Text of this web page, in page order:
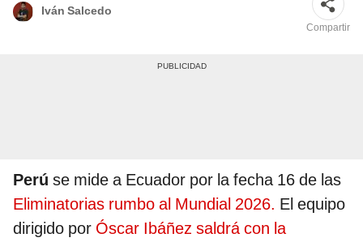
Iván Salcedo
Compartir
Perú se mide a Ecuador por la fecha 16 de las
Eliminatorias rumbo al Mundial 2026. El equipo
dirigido por Óscar Ibáñez saldrá con la